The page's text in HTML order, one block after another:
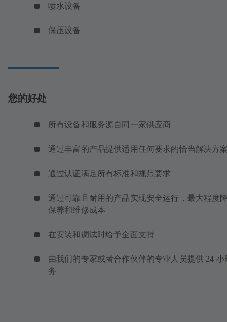
喷水设备
保压设备
您的好处
所有设备和服务源自同一家供应商
通过丰富的产品提供适用任何要求的恰当解决方
通过认证满足所有标准和规范要求
通过可靠且耐用的产品实现安全运行，最大程度
保养和维修成本
在安装和调试时给予全面支持
由我们的专家或者合作伙伴的专业人员提供 24 小
务